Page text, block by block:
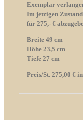
Exemplar
Im jetzigen
für 275,- €
Breite 49 cm
Höhe 23,5 cm
Tiefe 27 cm
Preis/St. 275,00 €